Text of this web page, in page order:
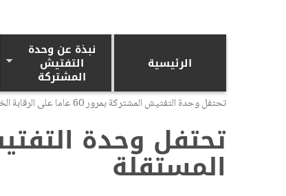
الرئيسية
نبذة عن وحدة
التفتيش
المشتركة
تحتفل وحدة التفتيش المشتركة بمرور 60 عاما على الرقابة الخارجية المستقلة
المستقلة